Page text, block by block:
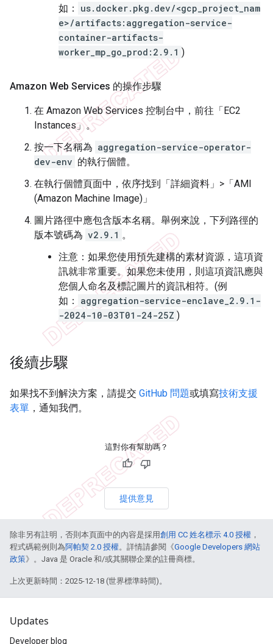
如：
us.docker.pkg.dev/<gcp_project_nam
e>/artifacts:aggregation-service-
container-artifacts-
worker_mp_go_prod:2.9.1 )
Amazon Web Services 的操作步驟
在 Amazon Web Services 控制台中，前往「EC2
Instances」。
按一下名稱為 aggregation-service-operator-
dev-env 的執行個體。
在執行個體頁面中，依序找到「詳細資料」>「AMI
(Amazon Machine Image)」
圖片路徑中應包含版本名稱。舉例來說，下列路徑的
版本號碼為 v2.9.1 。
注意：如果您使用預先建構的素材資源，這項資
訊就非常重要。如果您未使用，則這項資訊應與
您個人命名及標記圖片的資訊相符。(例
如：
aggregation-service-enclave_2.9.1-
-2024-10-03T01-24-25Z )
後續步驟
如果找不到解決方案，請提交 GitHub 問題或填寫技術支援
表單 ，通知我們。
這對你有幫助嗎？
提供意見
除非另有註明，否則本頁面中的內容是採用創用 CC 姓名標示 4.0 授權 ，
程式碼範例則為阿帕契 2.0 授權。詳情請參閱《Google Developers 網站
政策》。Java 是 Oracle 和/或其關聯企業的註冊商標。
上次更新時間：2025-12-18 (世界標準時間)。
Updates
Developer blog